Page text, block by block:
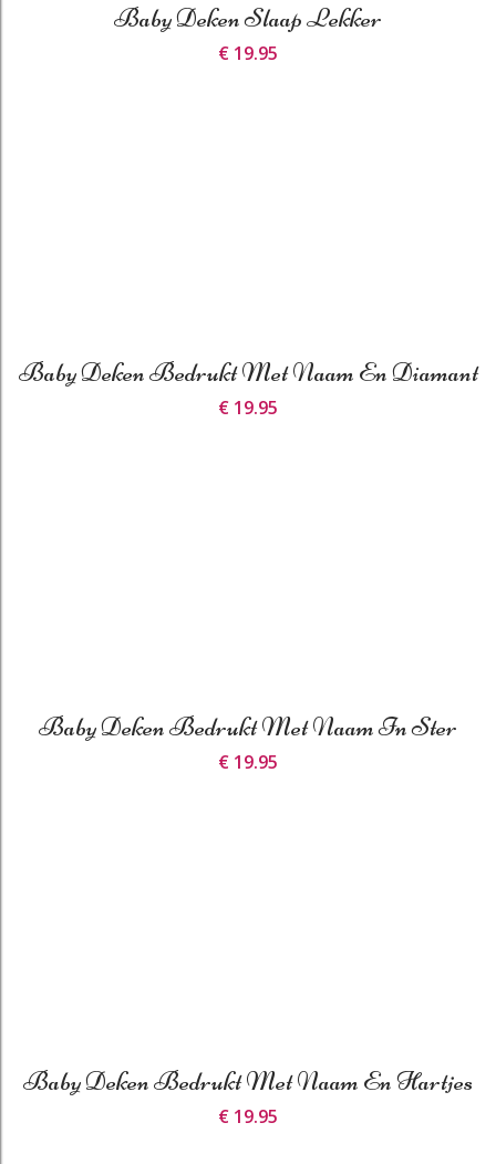
Baby Deken Slaap Lekker
€ 19.95
Baby Deken Bedrukt Met Naam En Diamant
€ 19.95
Baby Deken Bedrukt Met Naam In Ster
€ 19.95
Baby Deken Bedrukt Met Naam En Hartjes
€ 19.95